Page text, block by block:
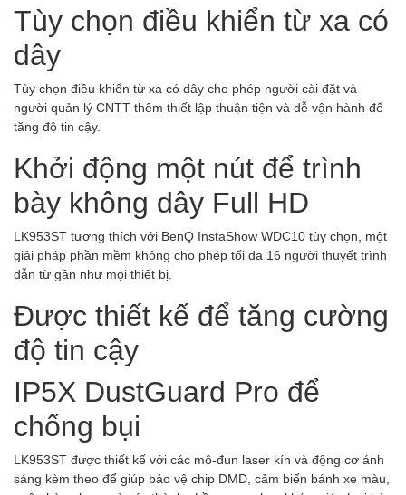
Tùy chọn điều khiển từ xa có
dây
Tùy chọn điều khiển từ xa có dây cho phép người cài đặt và
người quản lý CNTT thêm thiết lập thuận tiện và dễ vận hành để
tăng độ tin cậy.
Khởi động một nút để trình
bày không dây Full HD
LK953ST tương thích với BenQ InstaShow WDC10 tùy chọn, một
giải pháp phần mềm không cho phép tối đa 16 người thuyết trình
dẫn từ gần như mọi thiết bị.
Được thiết kế để tăng cường
độ tin cậy
IP5X DustGuard Pro để
chống bụi
LK953ST được thiết kế với các mô-đun laser kín và động cơ ánh
sáng kèm theo để giúp bảo vệ chip DMD, cảm biến bánh xe màu,